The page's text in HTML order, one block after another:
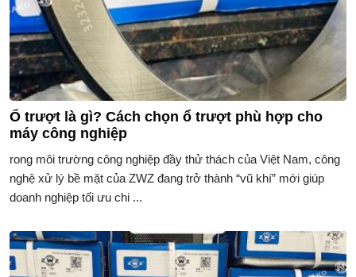
Ổ trượt là gì? Cách chọn ổ trượt phù hợp cho
máy công nghiệp
rong môi trường công nghiệp đầy thử thách của Việt Nam, công
nghệ xử lý bề mặt của ZWZ đang trở thành “vũ khí” mới giúp
doanh nghiệp tối ưu chi ...